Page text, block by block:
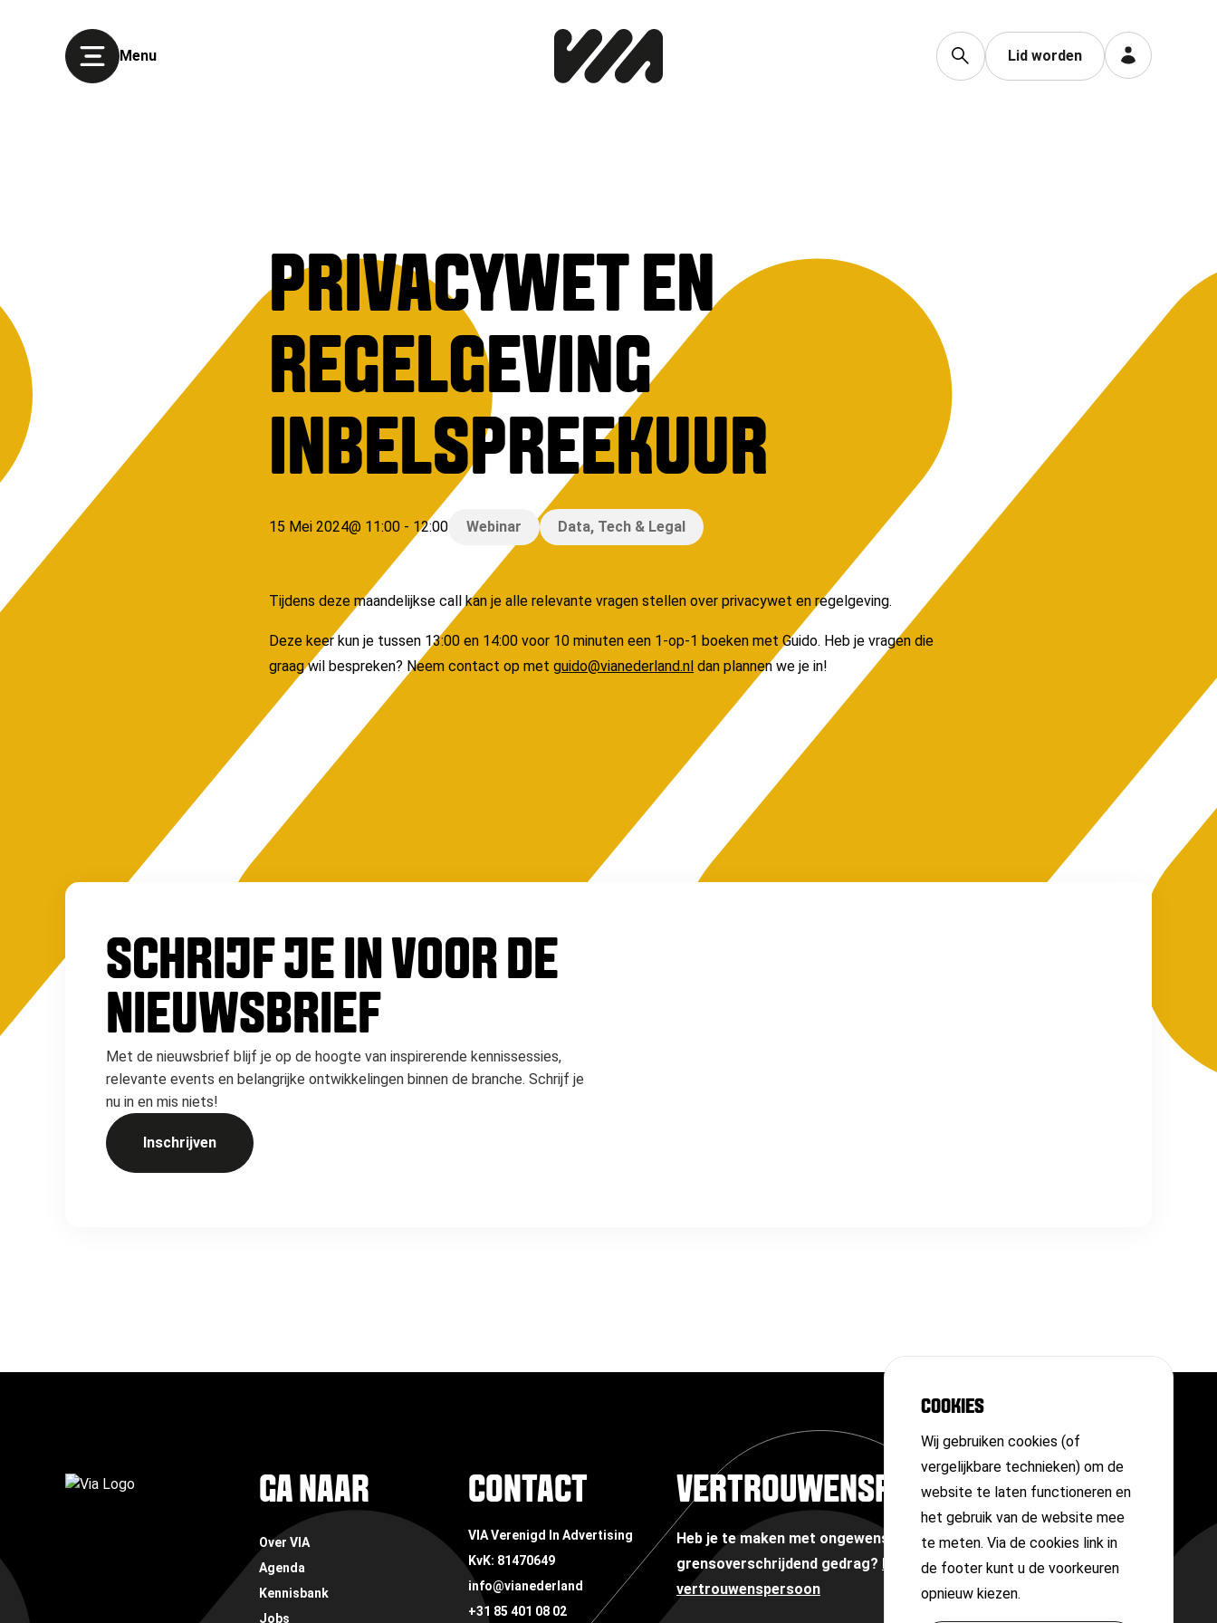
COOKIES
Wij gebruiken cookies (of
vergelijkbare technieken) om de
website te laten functioneren en
het gebruik van de website mee
te meten. Via de cookies link in
de footer kunt u de voorkeuren
opnieuw kiezen.
Menu Lid worden
PRIVACYWET EN
REGELGEVING
INBELSPREEKUUR
15 Mei 2024@ 11:00 - 12:00 Webinar Data, Tech & Legal
Tijdens deze maandelijkse call kan je alle relevante vragen stellen over privacywet en regelgeving.
Deze keer kun je tussen 13:00 en 14:00 voor 10 minuten een 1-op-1 boeken met Guido. Heb je vragen die
graag wil bespreken? Neem contact op met guido@vianederland.nl dan plannen we je in!
SCHRIJF JE IN VOOR DE
NIEUWSBRIEF
Met de nieuwsbrief blijf je op de hoogte van inspirerende kennissessies,
relevante events en belangrijke ontwikkelingen binnen de branche. Schrijf je
nu in en mis niets!
Inschrijven
FOOTER GA NAAR
Over VIA
Agenda
Kennisbank
Jobs
CONTACT
VIA Verenigd In Advertising
KvK: 81470649
info@vianederland
+31 85 401 08 02
VERTROUWENSPERSOON
Heb je te maken met ongewenste omgangsvormen of
grensoverschrijdend gedrag? Neem contact op met onze
vertrouwenspersoon